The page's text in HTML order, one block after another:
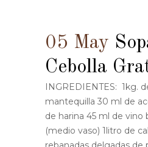
05 May
Cebolla
INGREDIENTES: 1kg.
mantequilla 30 ml de
de harina 45 ml de vino
(medio vaso) 1litro de